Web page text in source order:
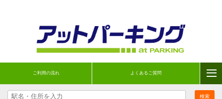
ご利用の流れ よくあるご質問